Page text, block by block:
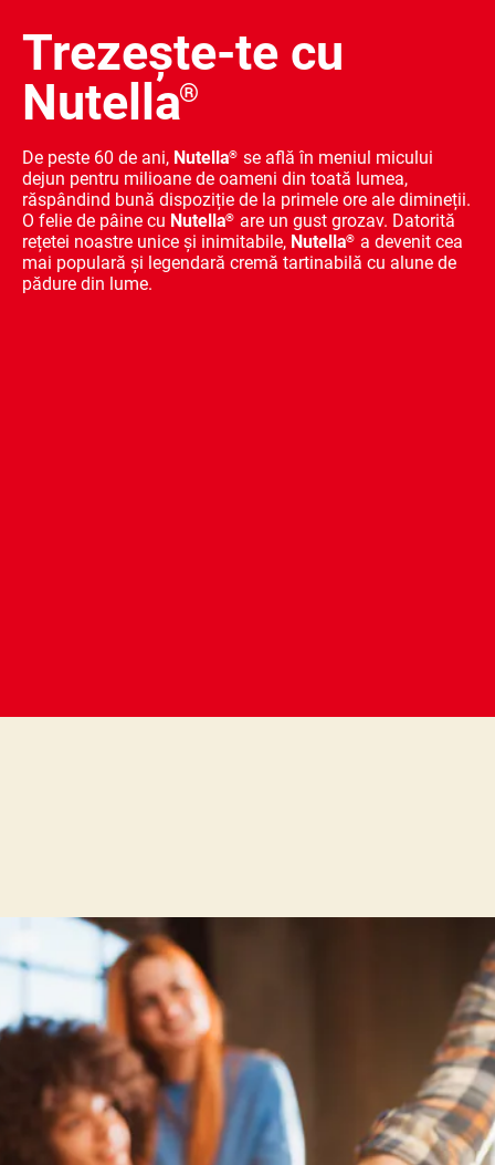
Trezește-te cu
Nutella®
De peste 60 de ani, Nutella® se află în meniul micului
dejun pentru milioane de oameni din toată lumea,
răspândind bună dispoziție de la primele ore ale dimineții.
O felie de pâine cu Nutella® are un gust grozav. Datorită
rețetei noastre unice și inimitabile, Nutella® a devenit cea
mai populară și legendară cremă tartinabilă cu alune de
pădure din lume.